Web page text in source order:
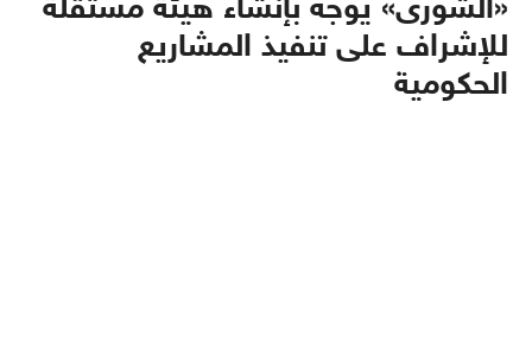
«الشورى» يوجه بإنشاء هيئة مستقلة
للإشراف على تنفيذ المشاريع
الحكومية